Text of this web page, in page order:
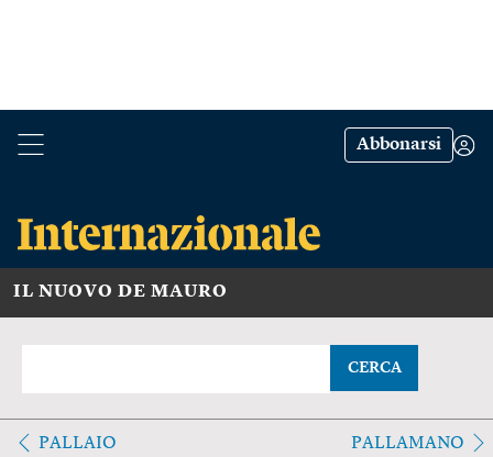
Abbonarsi
IL NUOVO DE MAURO
CERCA
PALLAIO PALLAMANO